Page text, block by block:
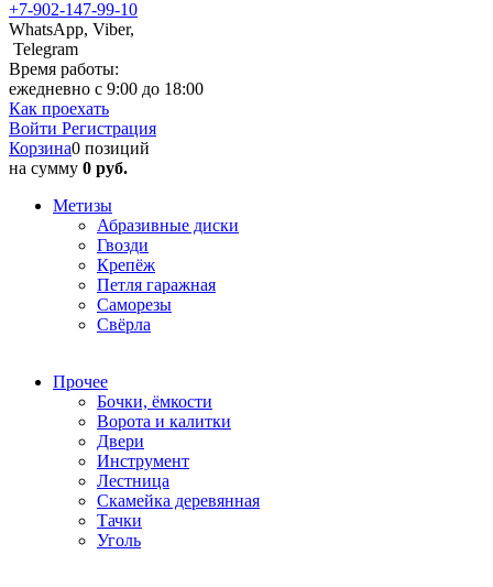
+7-902-147-99-10
WhatsApp, Viber,
Telegram
Время работы:
ежедневно с 9:00 до 18:00
Как проехать
Войти Регистрация
Корзина0 позиций
на сумму 0 руб.
Метизы
Абразивные диски
Гвозди
Крепёж
Петля гаражная
Саморезы
Свёрла
Прочее
Бочки, ёмкости
Ворота и калитки
Двери
Инструмент
Лестница
Скамейка деревянная
Тачки
Уголь